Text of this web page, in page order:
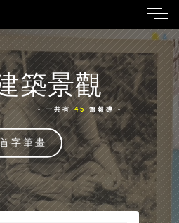
築景觀
- 一共有45 篇報導 -
首字筆畫